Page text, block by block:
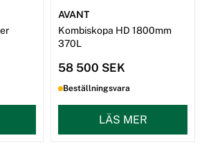
AVANT
Kombiskopa HD 1800mm
370L
58 500 SEK
Beställningsvara
LÄS MER